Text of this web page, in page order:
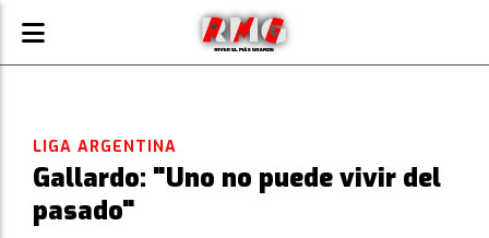
Gallardo: "Uno no puede vivir del
pasado"
LIGA ARGENTINA